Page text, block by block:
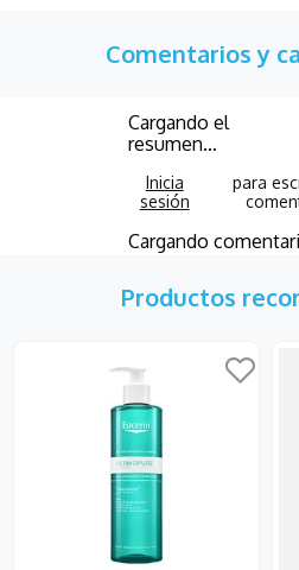
Comentarios y
Cargando el
resumen…
Cargando
Productos